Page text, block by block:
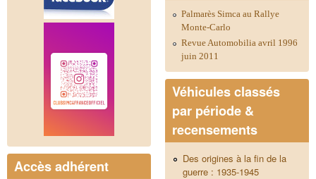
Accès adhérent
Palmarès Simca au Rallye
Monte-Carlo
Revue Automobilia avril 1996
juin 2011
Véhicules classés
par période &
recensements
Des origines à la fin de la
guerre : 1935-1945